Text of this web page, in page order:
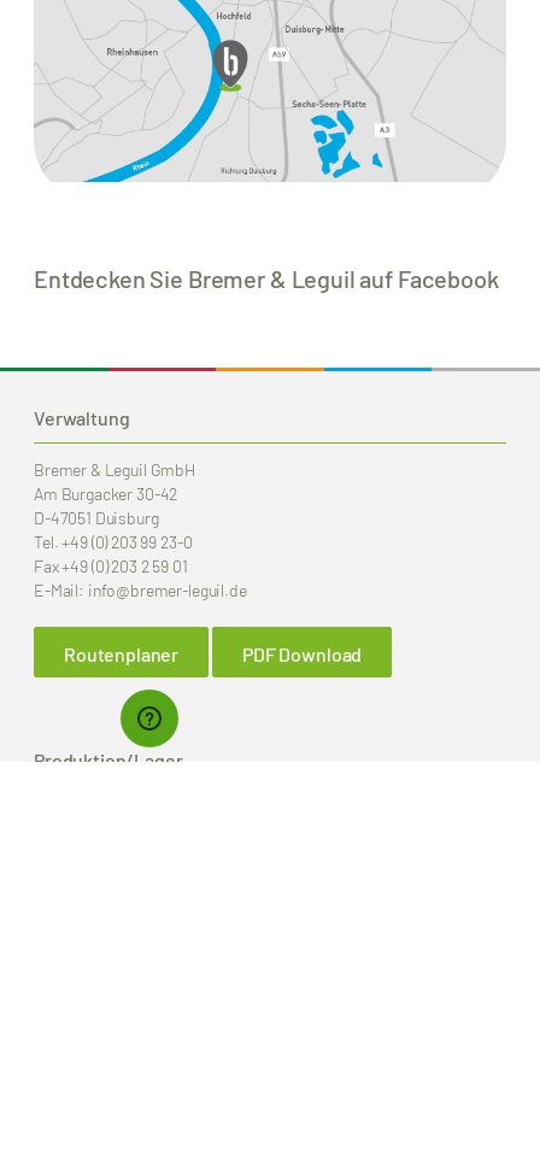
Entdecken Sie Bremer & Leguil auf Facebook
Verwaltung
Bremer & Leguil GmbH
Am Burgacker 30-42
D-47051 Duisburg
Tel.+49 (0) 203 99 23-0
Fax+49 (0) 203 2 59 01
E-Mail: info@bremer-leguil.de
Routenplaner PDF Download
Produktion/Lager